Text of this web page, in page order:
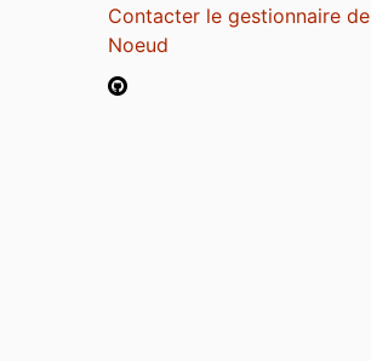
Contacter le gestionnaire de
Noeud